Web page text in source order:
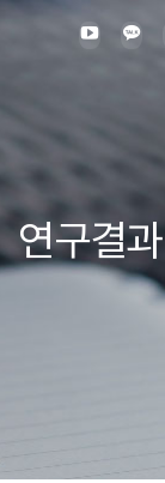
연구결과